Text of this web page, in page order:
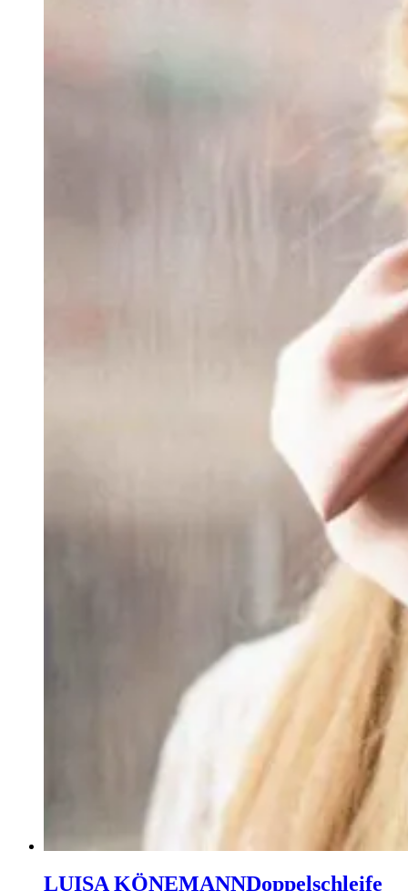
LUISA KÖNEMANNDoppelschleife